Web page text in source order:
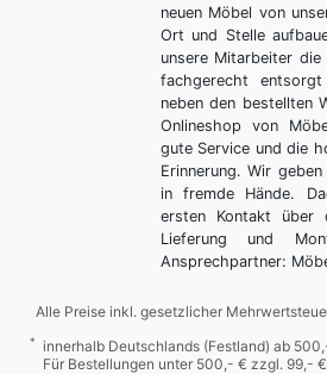
neuen Möbel von
Ort und Stelle
unsere Mitarbeiter die
fachgerecht
neben den bestellten
Onlineshop von
gute Service und die
Erinnerung. Wir
in fremde Hände.
ersten Kontakt über
Lieferung und
Ansprechpartner:
Alle Preise inkl. gesetzlicher
*
innerhalb Deutschlands (Festland) ab
Für Bestellungen unter 500,- € zzgl. 99,-